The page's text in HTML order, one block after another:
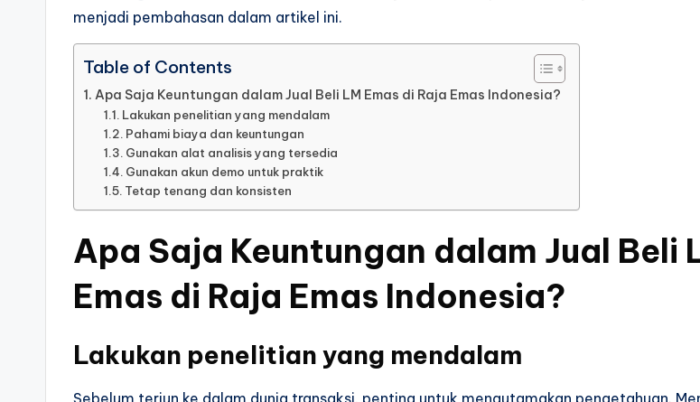
menjadi pembahasan dalam artikel ini.
Table of Contents
Apa Saja Keuntungan dalam Jual Beli LM Emas di Raja Emas Indonesia?
Lakukan penelitian yang mendalam
Pahami biaya dan keuntungan
Gunakan alat analisis yang tersedia
Gunakan akun demo untuk praktik
Tetap tenang dan konsisten
Apa Saja Keuntungan dalam Jual Beli
Emas di Raja Emas Indonesia?
Lakukan penelitian yang mendalam